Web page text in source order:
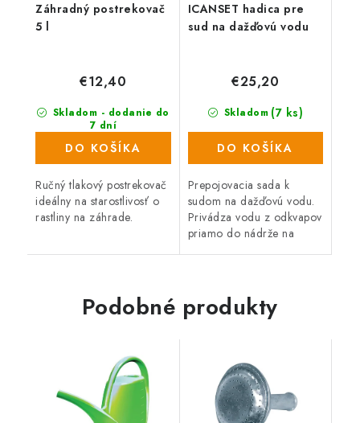
Záhradný postrekovač
5 l
Skladom - dodanie do
7 dní
(>1000 ks)
€12,40
DO KOŠÍKA
Ručný tlakový postrekovač
ideálny na starostlivosť o
rastliny na záhrade.
ICANSET hadica pre
sud na dažďovú vodu
Skladom (7 ks)
€25,20
DO KOŠÍKA
Prepojovacia sada k
sudom na dažďovú vodu.
Privádza vodu z odkvapov
priamo do nádrže na
Wallycan.
Podobné produkty